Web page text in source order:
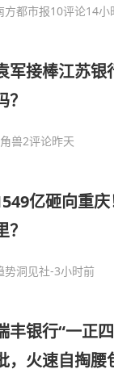
方都市报10评论14小
军接棒江苏银
？
兽2评论昨天
亿砸向重
？
势洞见社-3小时前
丰银行“一正
，火速自掏腰